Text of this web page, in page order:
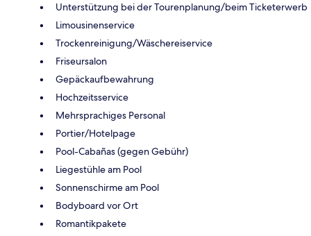
Unterstützung bei der Tourenplanung/beim Ticketerwerb
Limousinenservice
Trockenreinigung/Wäschereiservice
Friseursalon
Gepäckaufbewahrung
Hochzeitsservice
Mehrsprachiges Personal
Portier/Hotelpage
Pool-Cabañas (gegen Gebühr)
Liegestühle am Pool
Sonnenschirme am Pool
Bodyboard vor Ort
Romantikpakete